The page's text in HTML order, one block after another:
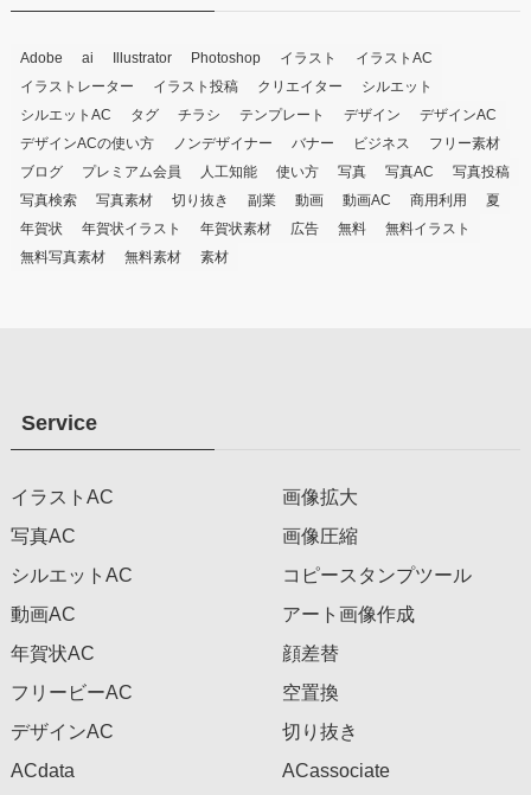
Adobe ai Illustrator Photoshop イラスト
イラストAC
イラストレーター
イラスト投稿 クリエイター
シルエット
シルエットAC
タグ チラシ テンプレート デザイン
デザインAC
デザインACの使い方
ノンデザイナー バナー ビジネス
フリー素材
ブログ
プレミアム会員 人工知能 使い方 写真 写真AC
写真投稿
写真検索
写真素材 切り抜き 副業 動画 動画AC 商用利用
夏
年賀状
年賀状イラスト 年賀状素材 広告 無料
無料イラスト
無料写真素材
無料素材 素材
Service
イラストAC
写真AC
シルエットAC
動画AC
年賀状AC
フリービーAC
デザインAC
ACdata
画像拡大
画像圧縮
コピースタンプツール
アート画像作成
顔差替
空置換
切り抜き
ACassociate